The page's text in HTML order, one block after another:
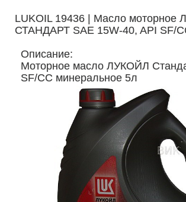
LUKOIL 19436 | Масло моторное
СТАНДАРТ SAE 15W-40, API SF/
Описание:
Моторное масло ЛУКОЙЛ
SF/CC минеральное 5л